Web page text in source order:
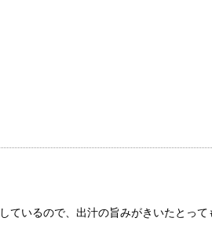
いるので、出汁の旨みがきいたとっ